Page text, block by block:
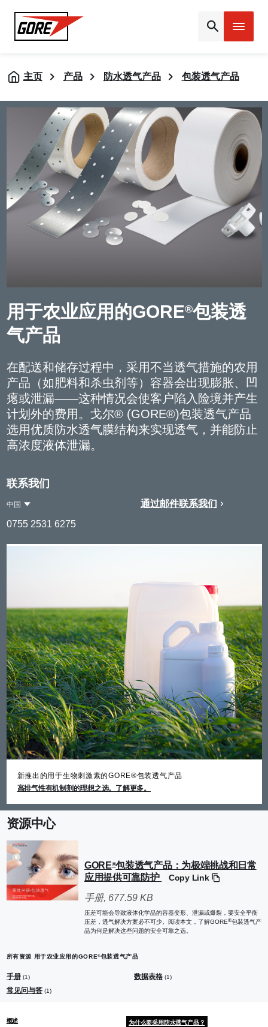
Gore
主页 产品 防水透气产品 包装透气产品
用于农业应用的GORE®包装透
气产品
在配送和储存过程中，采用不当透气措施的农用
产品（如肥料和杀虫剂等）容器会出现膨胀、凹
瘪或泄漏——这种情况会使客户陷入险境并产生
计划外的费用。戈尔® (GORE®)包装透气产品
选用优质防水透气膜结构来实现透气，并能防止
高浓度液体泄漏。
联系我们
中国
中
国
0755 2531 6275
通过邮件联系我们
新推出的用于生物刺激素的GORE®包装透气产品
高排气性有机制剂的理想之选。了解更多。
资源中心
GORE®包装透气产品：为极端挑战和日常
应用提供可靠防护
Copy Link
手册, 677.59 KB
压差可能会导致液体化学品的容器变形、泄漏或爆裂，要安全平衡
压差，透气解决方案必不可少。阅读本文，了解GORE®包装透气产
品为何是解决这些问题的安全可靠之选。
所有资源 用于农业应用的GORE®包装透气产品
手册(1) 数据表格 (1)
常见问与答(1)
概述 为什么要采用防水透气产品？